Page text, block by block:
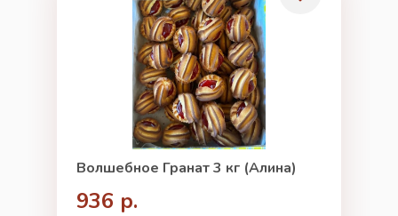
Волшебное Гранат 3 кг (Алина)
936 р.